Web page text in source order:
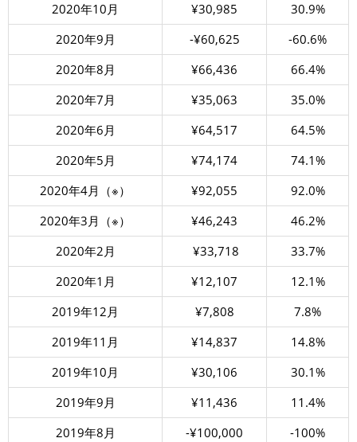
2020年10月
¥30,985
30.9%
2020年9月
-¥60,625
-60.6%
2020年8月
¥66,436
66.4%
2020年7月
¥35,063
35.0%
2020年6月
¥64,517
64.5%
2020年5月
¥74,174
74.1%
2020年4月（※）
¥92,055
92.0%
2020年3月（※）
¥46,243
46.2%
2020年2月
¥33,718
33.7%
2020年1月
¥12,107
12.1%
2019年12月
¥7,808
7.8%
2019年11月
¥14,837
14.8%
2019年10月
¥30,106
30.1%
2019年9月
¥11,436
11.4%
2019年8月
-¥100,000
-100%